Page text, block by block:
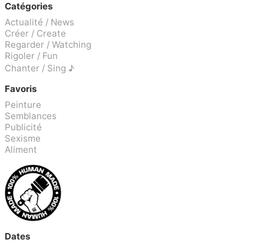
Catégories
Actualité / News
Créer / Create
Regarder / Watching
Rigoler / Fun
Chanter / Sing ♪
Favoris
Peinture
Semblances
Publicité
Sexisme
Aliment
Dates